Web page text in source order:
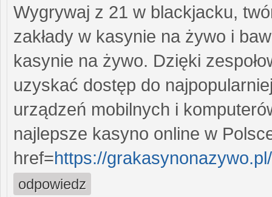
Wygrywaj z 21 w blackjacku,
zakłady w kasynie na żywo i
kasynie na żywo. Dzięki
uzyskać dostęp do
urządzeń mobilnych i
najlepsze kasyno online w
href=https://
odpowiedz